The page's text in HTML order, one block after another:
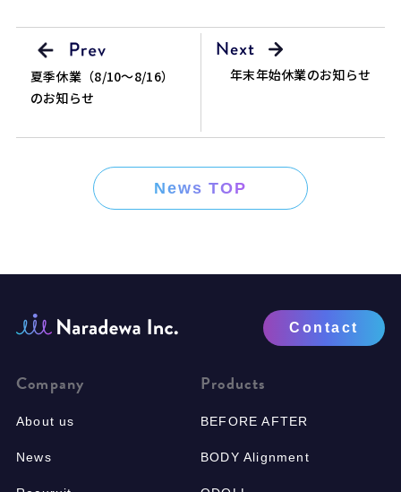
夏季休業（8/10～8/16）
のお知らせ
年末年始休業のお知らせ
News TOP
Contact
Company
About us
News
Products
BEFORE AFTER
BODY Alignment